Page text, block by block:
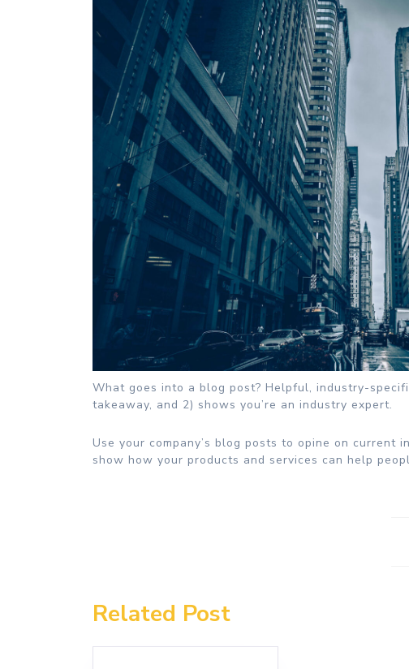
What goes into a blog post? Helpful, industry-
takeaway, and 2) shows you’re an industry expert.
Use your company’s blog posts to opine on current
show how your products and services can help
Related Post